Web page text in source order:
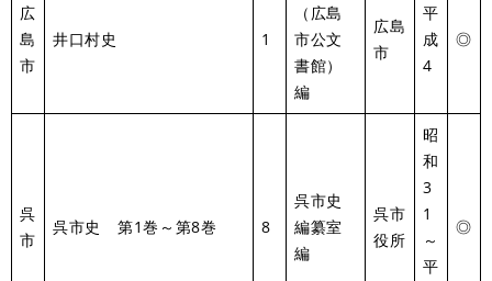
広
島
市
井口村史 1
（広島
市公文
書館）
編
広島
市
平
成
4
◎
呉
市
呉市史 第1巻～第8巻 8
呉市史
編纂室
編
呉市
役所
昭
和
3
1
～
平
◎